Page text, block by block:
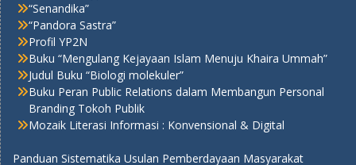
“Senandika”
“Pandora Sastra”
Profil YP2N
Buku “Mengulang Kejayaan Islam Menuju Khaira Ummah”
Judul Buku “Biologi molekuler”
Buku Peran Public Relations dalam Membangun Personal
Branding Tokoh Publik
Mozaik Literasi Informasi : Konvensional & Digital
Panduan Sistematika Usulan Pemberdayaan Masyarakat